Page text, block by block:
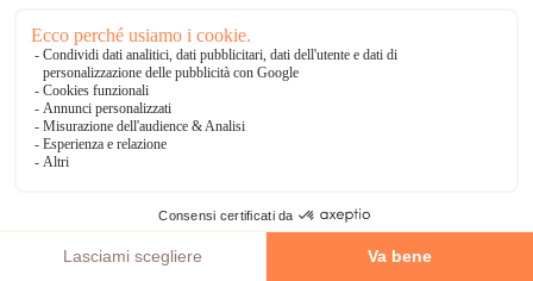
fiori
50,70€
35,49€ -30% 41,30€